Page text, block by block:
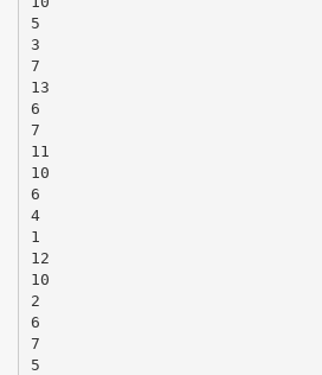
5
3
7
13
6
7
11
10
6
4
1
12
10
2
6
7
5